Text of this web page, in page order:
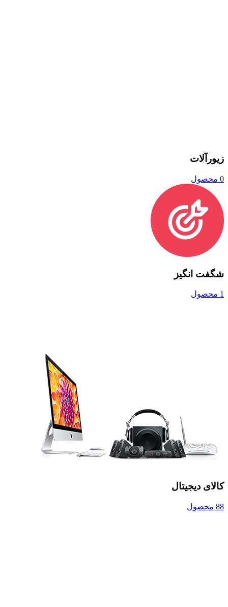
زیورآلات
0 محصول
شگفت انگیز
1 محصول
کالای دیجیتال
88 محصول